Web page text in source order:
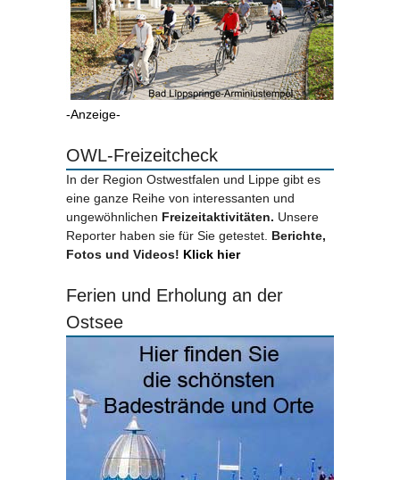
-Anzeige-
OWL-Freizeitcheck
In der Region Ostwestfalen und Lippe gibt es
eine ganze Reihe von interessanten und
ungewöhnlichen Freizeitaktivitäten. Unsere
Reporter haben sie für Sie getestet. Berichte,
Fotos und Videos! Klick hier
Ferien und Erholung an der
Ostsee